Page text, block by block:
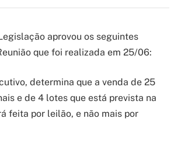
aprovou os seguintes
que foi realizada em 25/06:
determina que a venda de 25
e de 4 lotes que está prevista na
feita por leilão, e não mais por